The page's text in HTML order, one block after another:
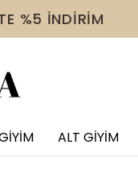
EK %10 İNDİRİM
ALT GİYİM